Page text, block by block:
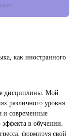
как иностранного
дисциплины. Мой
различного уровня
и современные
в обучении.
формируя свой